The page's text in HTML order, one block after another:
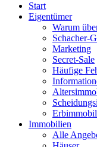
Start
Eigentümer
Warum
Schacher-
Marketing
Secret-Sale
Häufige
Immobilien
Alle